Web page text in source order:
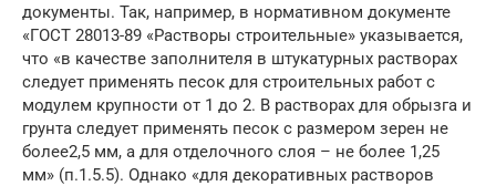
документы. Так, например, в нормативном документе
«ГОСТ 28013-89 «Растворы строительные» указывается,
что «в качестве заполнителя в штукатурных растворах
следует применять песок для строительных работ с
модулем крупности от 1 до 2. В растворах для обрызга и
грунта следует применять песок с размером зерен не
более2,5 мм, а для отделочного слоя – не более 1,25
мм» (п.1.5.5). Однако «для декоративных растворов